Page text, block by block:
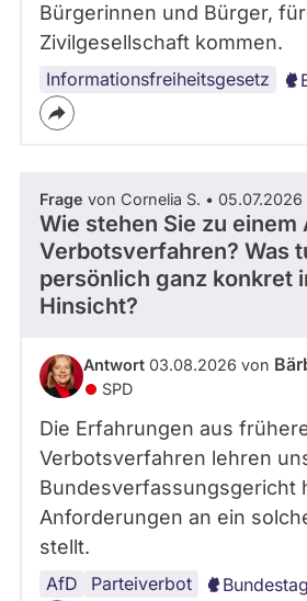
Bürgerinnen und Bürger,
Zivilgesellschaft kommen.
Informationsfreiheitsgesetz
Frage von Cornelia S. • 05.07.2026
Wie stehen Sie zu einem
Verbotsverfahren? Was
persönlich ganz konkret
Hinsicht?
Antwort 03.08.2026 von
SPD
Die Erfahrungen aus
Verbotsverfahren lehren
Bundesverfassungsgericht
Anforderungen an ein
stellt.
AfD Parteiverbot Bundestag